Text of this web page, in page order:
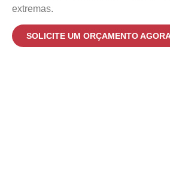
extremas.
SOLICITE UM ORÇAMENTO